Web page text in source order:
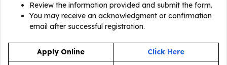
Review the information provided and submit the form.
You may receive an acknowledgment or confirmation
email after successful registration.
Apply Online
Click Here